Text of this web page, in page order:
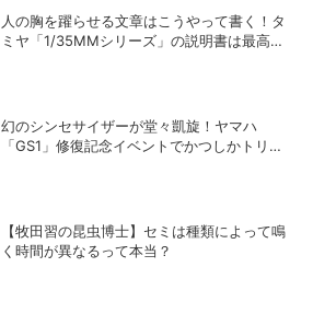
人の胸を躍らせる文章はこうやって書く！タ
ミヤ「1/35MMシリーズ」の説明書は最高の
幻のシンセサイザーが堂々凱旋！ヤマハ
「GS1」修復記念イベントでかつしかトリオ
【牧田習の昆虫博士】セミは種類によって鳴
く時間が異なるって本当？